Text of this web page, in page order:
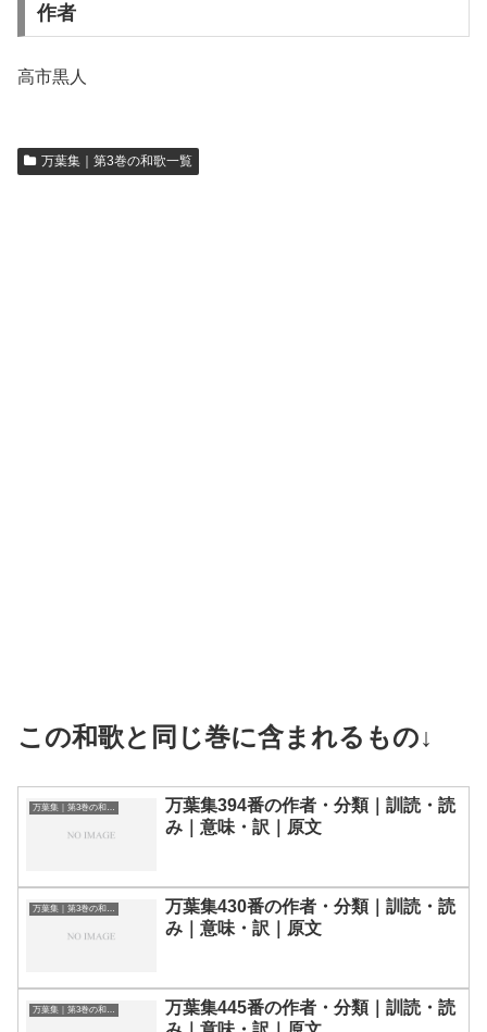
作者
高市黒人
万葉集｜第3巻の和歌一覧
この和歌と同じ巻に含まれるもの↓
万葉集394番の作者・分類｜訓読・読
み｜意味・訳｜原文
万葉集｜第3巻の和歌一覧
万葉集430番の作者・分類｜訓読・読
み｜意味・訳｜原文
万葉集｜第3巻の和歌一覧
万葉集445番の作者・分類｜訓読・読